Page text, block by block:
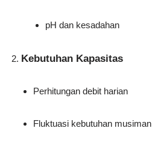
pH dan kesadahan
Kebutuhan Kapasitas
Perhitungan debit harian
Fluktuasi kebutuhan musiman